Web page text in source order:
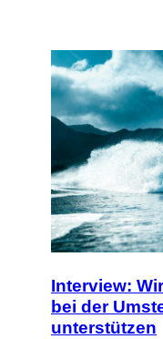
Sie
Interview:
bei der
unterstützen